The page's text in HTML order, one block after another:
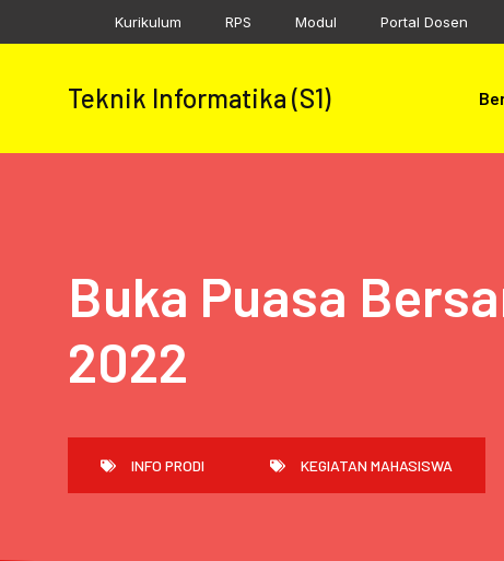
to
Kurikulum RPS Modul Portal Dosen
Teknik Informatika (S1)
Buka Puasa
2022
INFO PRODI KEGIATAN MAHASISWA